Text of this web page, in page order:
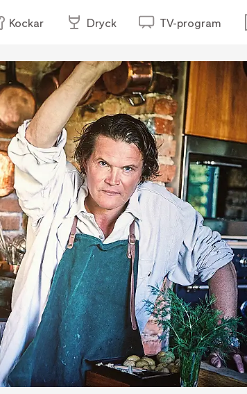
Kockar Dryck TV-program